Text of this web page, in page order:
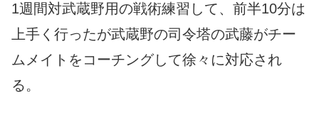
1週間対武蔵野用の戦術練習して、前半10分は
上手く行ったが武蔵野の司令塔の武藤がチー
ムメイトをコーチングして徐々に対応され
る。